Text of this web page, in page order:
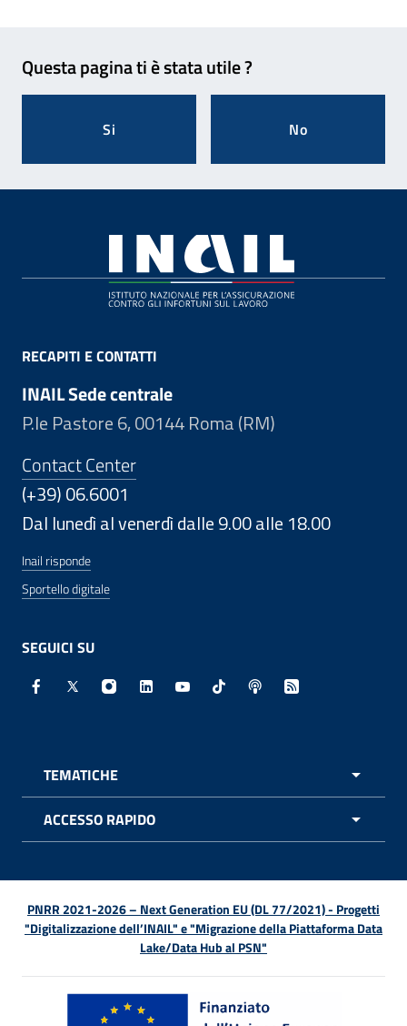
Questa pagina ti è stata utile ?
Si No
RECAPITI E CONTATTI
INAIL Sede centrale
P.le Pastore 6, 00144 Roma (RM)
Contact Center
(+39) 06.6001
Dal lunedì al venerdì dalle 9.00 alle 18.00
Inail risponde
Sportello digitale
SEGUICI SU
Facebook - Sito esterno - Apertura in nuova finestra
X - Sito esterno - Apertura in nuova finestra
Instagram - Sito esterno - Apertura in
Linkedin - Sito esterno - Apertura in
Youtube - Sito esterno -
TikTok - Sito esterno -
Spreaker - Sito
Feed RSS -
TEMATICHE
ACCESSO RAPIDO
PNRR 2021-2026 – Next Generation EU (DL 77/2021) - Progetti
"Digitalizzazione dell’INAIL" e "Migrazione della Piattaforma Data
Lake/Data Hub al PSN"